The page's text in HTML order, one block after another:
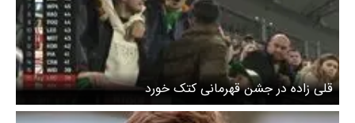
قلی زاده در جشن قهرمانی کتک خورد